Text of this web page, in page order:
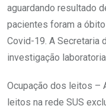
aguardando resultado
pacientes foram a
Covid-19. A Secretaria
investigação
Ocupação dos leitos –
leitos na rede SUS